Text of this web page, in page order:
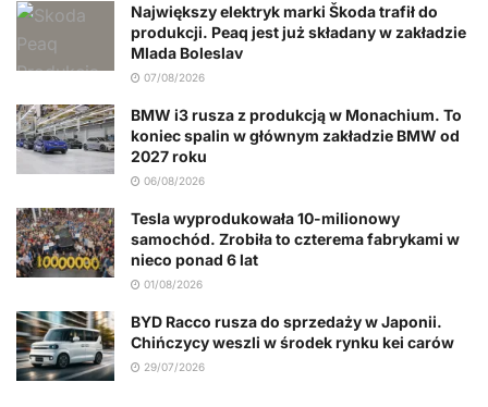
Największy elektryk marki Škoda trafił do
produkcji. Peaq jest już składany w zakładzie
Mlada Boleslav
07/08/2026
BMW i3 rusza z produkcją w Monachium. To
koniec spalin w głównym zakładzie BMW od
2027 roku
06/08/2026
Tesla wyprodukowała 10-milionowy
samochód. Zrobiła to czterema fabrykami w
nieco ponad 6 lat
01/08/2026
BYD Racco rusza do sprzedaży w Japonii.
Chińczycy weszli w środek rynku kei carów
29/07/2026